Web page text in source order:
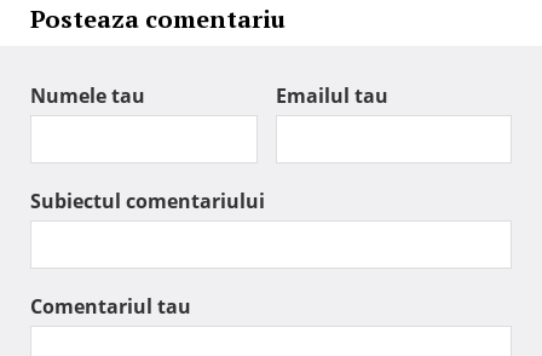
Posteaza comentariu
Numele tau Emailul tau
Subiectul comentariului
Comentariul tau